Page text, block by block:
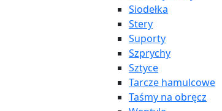
Siodełka
Stery
Suporty
Szprychy
Sztyce
Tarcze hamulcowe
Taśmy na obręcz